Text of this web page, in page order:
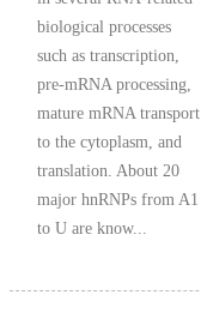
biological processes
such as transcription,
pre-mRNA processing,
mature mRNA transport
to the cytoplasm, and
translation. About 20
major hnRNPs from A1
to U are know...